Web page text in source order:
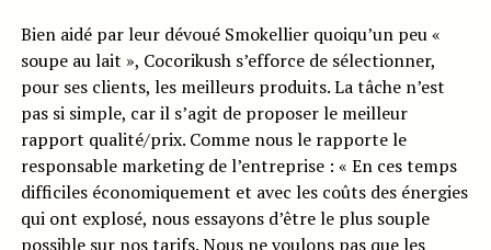
Bien aidé par leur dévoué Smokellier quoiqu’un peu «
soupe au lait », Cocorikush s’efforce de sélectionner,
pour ses clients, les meilleurs produits. La tâche n’est
pas si simple, car il s’agit de proposer le meilleur
rapport qualité/prix. Comme nous le rapporte le
responsable marketing de l’entreprise : « En ces temps
difficiles économiquement et avec les coûts des énergies
qui ont explosé, nous essayons d’être le plus souple
possible sur nos tarifs. Nous ne voulons pas que les